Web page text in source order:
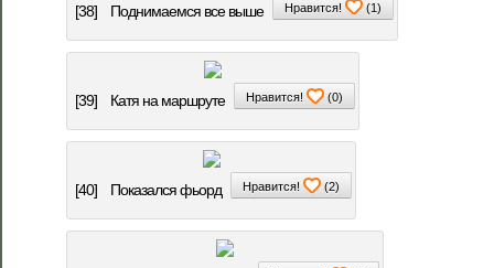
[38] Поднимаемся все выше Нравится! (1)
[39] Катя на маршруте Нравится! (0)
[40] Показался фьорд Нравится! (2)